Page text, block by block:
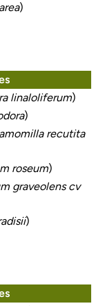
)
linaloliferum)
)
recutita
roseum)
graveolens cv
)